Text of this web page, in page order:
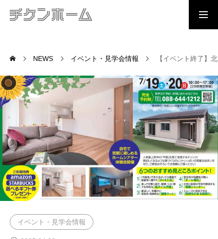
TOP
CHIKEN QUALITY
チケンホームの住まいづくり
イベント情報
展示場
不動産情報
NEWS イベント・見学会情報 【イベント終了】
イベント・見学会情報